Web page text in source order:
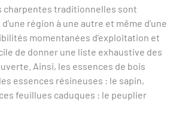
charpentes traditionnelles sont
région à une autre et même d’une
momentanées d’exploitation et
de donner une liste exhaustive des
Ainsi, les essences de bois
essences résineuses : le sapin,
feuillues caduques : le peuplier